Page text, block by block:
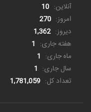
آنلاین: 10
امروز: 270
دیروز: 1,362
هفته جاری: 1
ماه جاری: 1
سال جاری: 1
تعداد کل: 1,781,059